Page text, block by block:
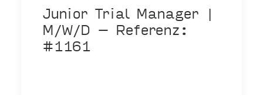
Junior Trial Manager |
M/W/D – Referenz:
#1161